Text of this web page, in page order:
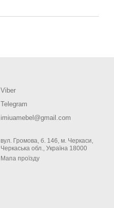
Viber
Telegram
imiuamebel@gmail.com
вул. Громова, б. 146, м. Черкаси,
Черкаська обл., Україна 18000
Мапа проїзду